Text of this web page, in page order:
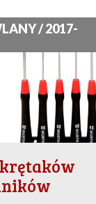
/ 2017-